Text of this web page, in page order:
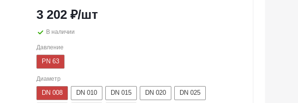
3 202 ₽/шт
В наличии
Давление
PN 63
Диаметр
DN 008 DN 010 DN 015 DN 020 DN 025